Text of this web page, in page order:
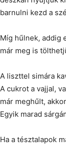
barnulni kezd a
Míg hűlnek, addig
már meg is
A liszttel simára
A cukrot a vajjal,
már meghűlt,
Egyik marad
Ha a tésztalapok